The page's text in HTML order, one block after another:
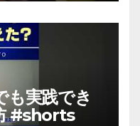
も実践でき
#shorts